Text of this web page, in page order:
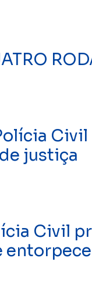
justiça
Civil